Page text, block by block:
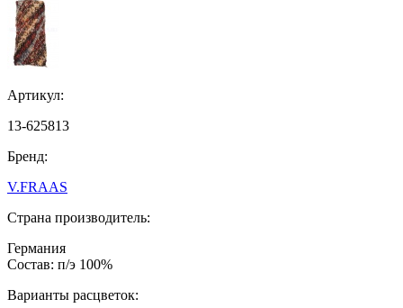
Артикул:
13-625813
Бренд:
V.FRAAS
Страна производитель:
Германия
Состав: п/э 100%
Варианты расцветок: